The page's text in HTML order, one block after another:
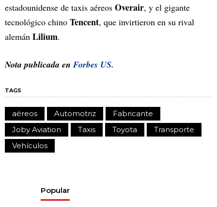
estadounidense de taxis aéreos Overair, y el gigante
tecnológico chino Tencent, que invirtieron en su rival
alemán Lilium.
Nota publicada enForbes US.
TAGS
aéreos Automotriz
Fabricante
Joby Aviation
Taxis Toyota
Transporte
Vehículos
Popular